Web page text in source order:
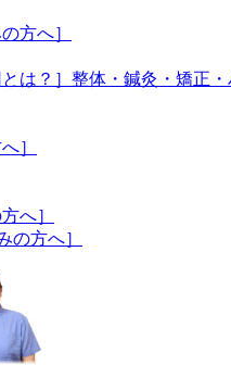
方へ］
は？］整体・鍼灸・矯正
］
へ］
の方へ］